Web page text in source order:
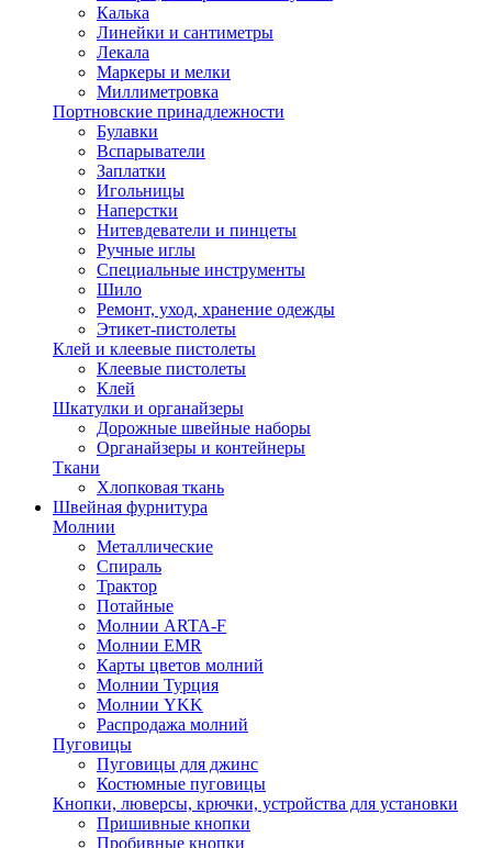
Калька
Линейки и сантиметры
Лекала
Маркеры и мелки
Миллиметровка
Портновские принадлежности
Булавки
Вспарыватели
Заплатки
Игольницы
Наперстки
Нитевдеватели и пинцеты
Ручные иглы
Специальные инструменты
Шило
Ремонт, уход, хранение одежды
Этикет-пистолеты
Клей и клеевые пистолеты
Клеевые пистолеты
Клей
Шкатулки и органайзеры
Дорожные швейные наборы
Органайзеры и контейнеры
Ткани
Хлопковая ткань
Швейная фурнитура
Молнии
Металлические
Спираль
Трактор
Потайные
Молнии ARTA-F
Молнии EMR
Карты цветов молний
Молнии Турция
Молнии YKK
Распродажа молний
Пуговицы
Пуговицы для джинс
Костюмные пуговицы
Кнопки, люверсы, крючки, устройства для установки
Пришивные кнопки
Пробивные кнопки